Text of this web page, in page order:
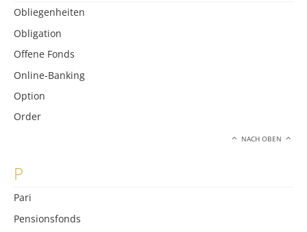
Obliegenheiten
Obligation
Offene Fonds
Online-Banking
Option
Order
NACH OBEN
P
Pari
Pensionsfonds